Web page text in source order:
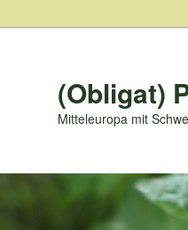
(Obligat)
Mitteleuropa mit